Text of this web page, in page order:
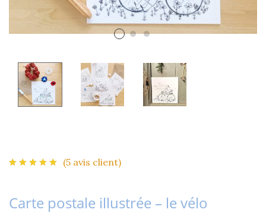
(5 avis client)
Carte postale illustrée – le vélo